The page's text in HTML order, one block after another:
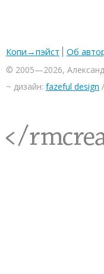
Копи→пэйст Об
© 2005—2026,
~ дизайн: fazeful design
<rmcreative/>